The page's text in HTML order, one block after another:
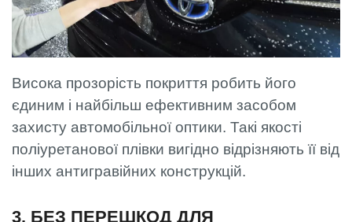
Висока прозорість покриття робить його
єдиним і найбільш ефективним засобом
захисту автомобільної оптики. Такі якості
поліуретанової плівки вигідно відрізняють її від
інших антигравійних конструкцій.
3. БЕЗ ПЕРЕШКОД ДЛЯ